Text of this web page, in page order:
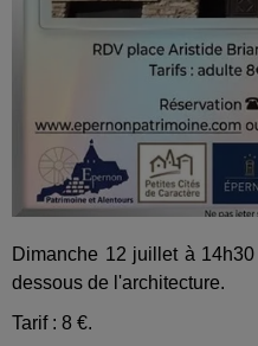
Dimanche 12 juillet à
dessous de l'architecture.
Tarif : 8 €.